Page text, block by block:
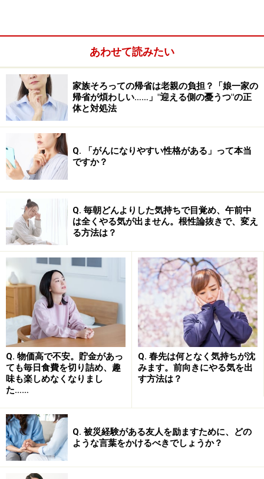
子」が、凄惨な暴力事件を起こしたりするのもそうでし
このように、仮面に縛られて窮屈になりすぎると、思い
がけない行動に走りやすくなるので要注意なのです。な
かには、それがプラスに働く場合もありますが、上のよ
うに社会的に問題となる行動を起こす危険もあります。
仮面に振り回されずにもっと楽に生きるためには、ま
ながら生きる必要がある
と。その上で、一つの仮面の影響が強くならないよう、
バランスを取ることが必要なのだと私は考えます。
では、次のページではそのバランスの取り方について、
私なりのアドバイスをお伝えしたいと思います。
次のページでは、「仮面」に支配されずに生きるための
コツについてご紹介します。＞＞次のページへ
※記事内容は執筆時点のものです。最新の内容をご確認くださ
い。
※当サイトにおける医師・医療従事者等による情報の提供は、診
断・治療行為ではありません。診断・治療を必要とする方は、適
切な医療機関での受診をおすすめいたします。記事内容は執筆者
個人の見解によるものであり、全ての方への有効性を保証するも
のではありません。当サイトで提供する情報に基づいて被ったい
かなる損害についても、当社、各ガイド、その他当社と契約した
情報提供者は一切の責任を負いかねます。
免責事項
あわせて読みたい
家族そろっての帰省は老親の負担？「娘一家の
帰省が煩わしい……」"迎える側の憂うつ"の正
体と対処法
Q. 「がんになりやすい性格がある」って本当
ですか？
Q. 毎朝どんよりした気持ちで目覚め、午前中
は全くやる気が出ません。根性論抜きで、変え
る方法は？
Q. 物価高で不安。貯金があっ
ても毎日食費を切り詰め、趣
味も楽しめなくなりまし
た……
Q. 春先は何となく気持ちが沈
みます。前向きにやる気を出
す方法は？
Q. 被災経験がある友人を励ますために、どの
ような言葉をかけるべきでしょうか？